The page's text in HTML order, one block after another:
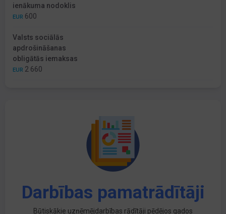
ienākuma nodoklis
EUR 600
Valsts sociālās
apdrošināšanas
obligātās iemaksas
EUR 2 660
Darbības pamatrādītāji
Būtiskākie uzņēmējdarbības rādītāji pēdējos gados